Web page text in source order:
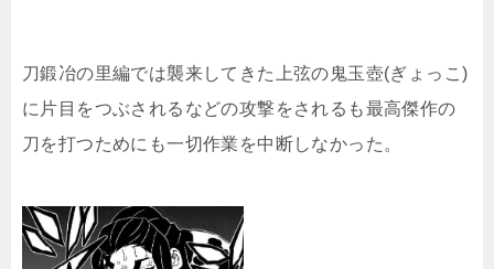
刀鍛冶の里編では襲来してきた上弦の鬼玉壺(ぎょっこ)
に片目をつぶされるなどの攻撃をされるも最高傑作の
刀を打つためにも一切作業を中断しなかった。